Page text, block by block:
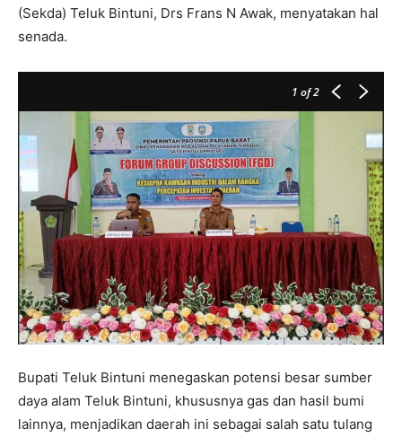
(Sekda) Teluk Bintuni, Drs Frans N Awak, menyatakan hal
senada.
1 of 2
Bupati Teluk Bintuni menegaskan potensi besar sumber
daya alam Teluk Bintuni, khususnya gas dan hasil bumi
lainnya, menjadikan daerah ini sebagai salah satu tulang